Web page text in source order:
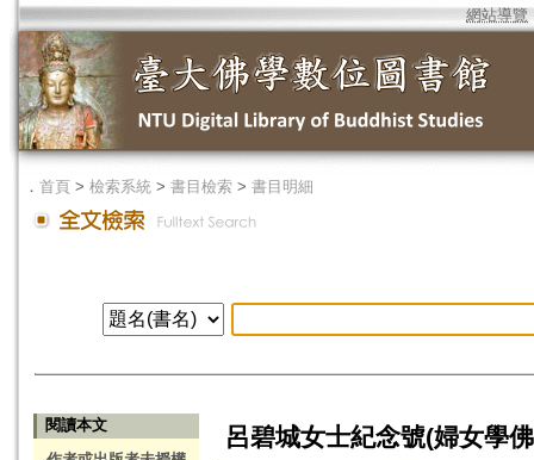
網站導覽
． 首頁 > 檢索系統 > 書目檢索 > 書目明細
閱讀本文
呂碧城女士紀念號(婦女學